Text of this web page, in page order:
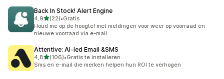
Back In Stock! Alert Engine
4,9van 5 sterren
(22)
22 recensies in totaal
•Gratis
Houd me op de hoogte! met meldingen voor weer op voorraad en
nieuwe voorraad via e-mail
Attentive: AI‑led Email &SMS
4,8van 5 sterren
(106)
106 recensies in totaal
•Gratis te installeren
Sms en e-mail die merken helpen hun ROI te verhogen